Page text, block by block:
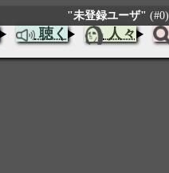
"未登録ユーザ" (#0)
聴く 人々